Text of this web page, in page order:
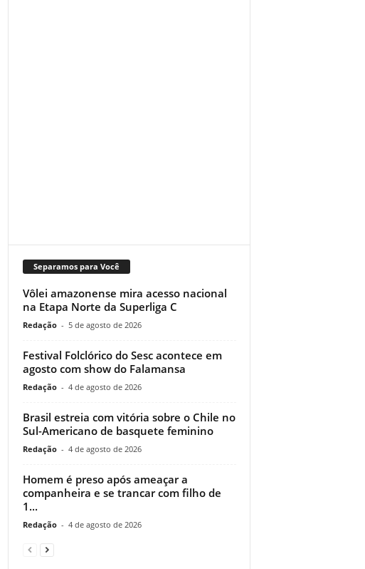
Separamos para Você
Vôlei amazonense mira acesso nacional
na Etapa Norte da Superliga C
Redação - 5 de agosto de 2026
Festival Folclórico do Sesc acontece em
agosto com show do Falamansa
Redação - 4 de agosto de 2026
Brasil estreia com vitória sobre o Chile no
Sul-Americano de basquete feminino
Redação - 4 de agosto de 2026
Homem é preso após ameaçar a
companheira e se trancar com filho de
1...
Redação - 4 de agosto de 2026